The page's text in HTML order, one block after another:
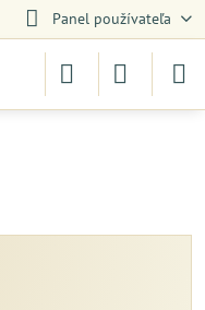
Panel používateľa